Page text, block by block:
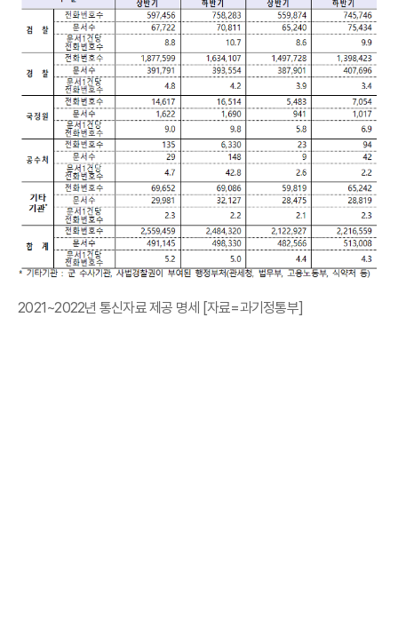
2021~2022년 통신자료 제공 명세 [자료=과기정통부]